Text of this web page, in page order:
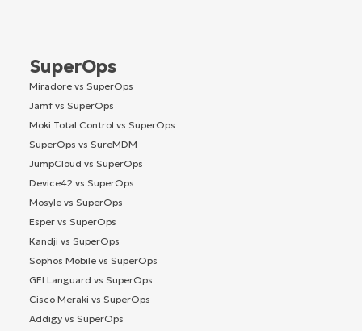
SuperOps
Miradore vs SuperOps
Jamf vs SuperOps
Moki Total Control vs SuperOps
SuperOps vs SureMDM
JumpCloud vs SuperOps
Device42 vs SuperOps
Mosyle vs SuperOps
Esper vs SuperOps
Kandji vs SuperOps
Sophos Mobile vs SuperOps
GFI Languard vs SuperOps
Cisco Meraki vs SuperOps
Addigy vs SuperOps